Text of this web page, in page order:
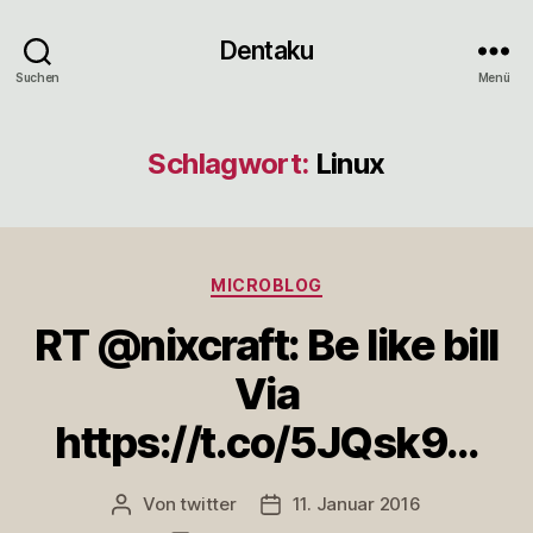
Suchen
Dentaku
Menü
Schlagwort: Linux
Kategorien
MICROBLOG
RT @nixcraft: Be like bill
Via
https://t.co/5JQsk9…
Beitragsautor
Vontwitter Veröffentlichungsdatum
11. Januar 2016